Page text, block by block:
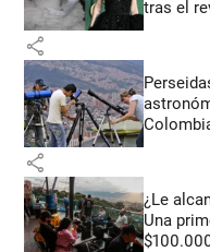
tras el
share
share
¿Le
Una